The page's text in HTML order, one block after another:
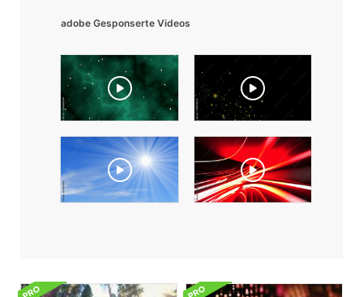
adobe Gesponserte Videos